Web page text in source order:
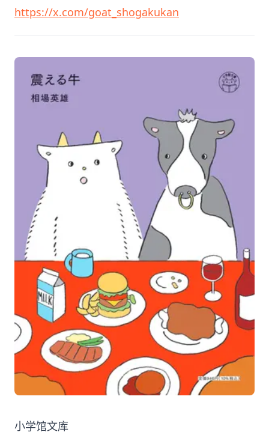
https://x.com/goat_shogakukan
小学馆文库